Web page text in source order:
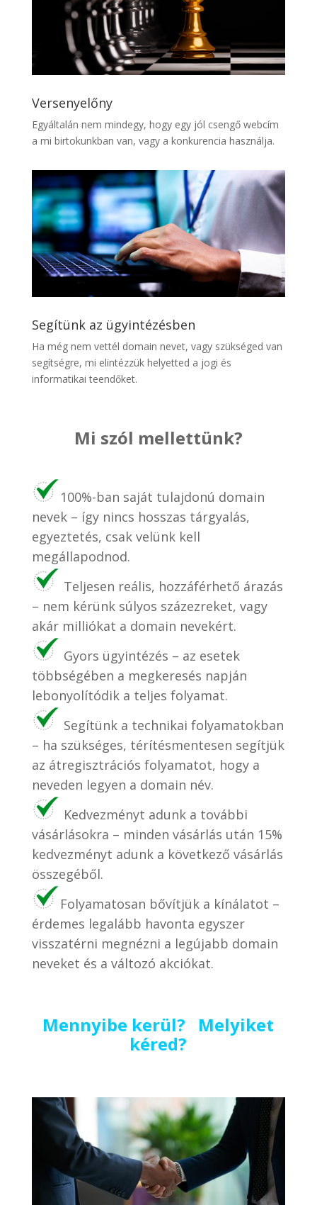
Versenyelőny
Egyáltalán nem mindegy, hogy egy jól csengő webcím
a mi birtokunkban van, vagy a konkurencia használja.
Segítünk az ügyintézésben
Ha még nem vettél domain nevet, vagy szükséged van
segítségre, mi elintézzük helyetted a jogi és
informatikai teendőket.
Mi szól mellettünk?
100%-ban saját tulajdonú domain
nevek – így nincs hosszas tárgyalás,
egyeztetés, csak velünk kell
megállapodnod.
Teljesen reális, hozzáférhető árazás
– nem kérünk súlyos százezreket, vagy
akár milliókat a domain nevekért.
Gyors ügyintézés – az esetek
többségében a megkeresés napján
lebonyolítódik a teljes folyamat.
Segítünk a technikai folyamatokban
– ha szükséges, térítésmentesen segítjük
az átregisztrációs folyamatot, hogy a
neveden legyen a domain név.
Kedvezményt adunk a további
vásárlásokra – minden vásárlás után 15%
kedvezményt adunk a következő vásárlás
összegéből.
Folyamatosan bővítjük a kínálatot –
érdemes legalább havonta egyszer
visszatérni megnézni a legújabb domain
neveket és a változó akciókat.
Mennyibe kerül? Melyiket
kéred?